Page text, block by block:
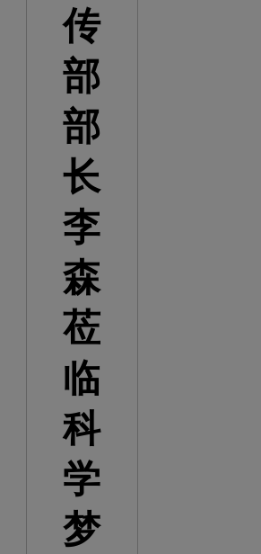
传
部
部
长
李
森
莅
临
科
学
梦